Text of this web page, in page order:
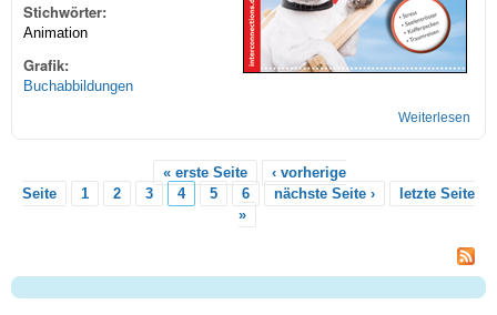
Stichwörter:
Animation
Grafik:
Buchabbildungen
Weiterlesen
Seiten
« erste Seite
‹ vorherige
Seite
1 2 3 4 5 6 nächste Seite ›
letzte Seite
»